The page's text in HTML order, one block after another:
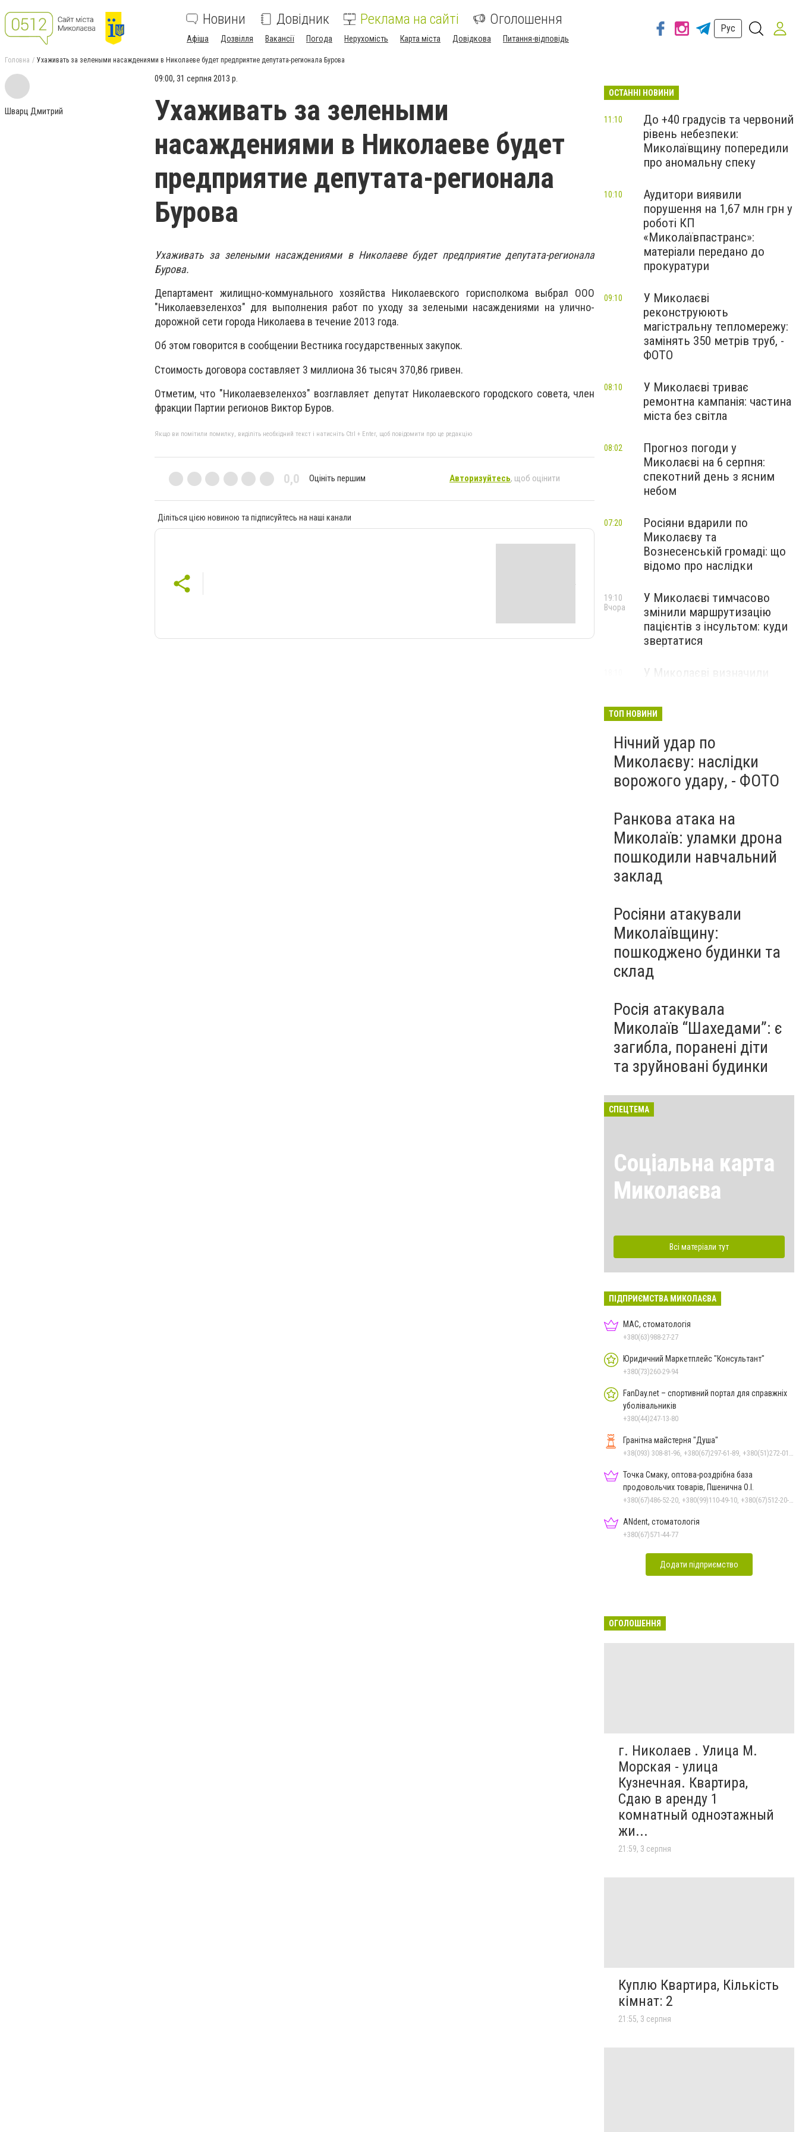
Новини Довідник Реклама на сайті Оголошення
Афіша Дозвілля Вакансії Погода Нерухомість Карта міста Довідкова Питання-відповідь
Рус
Головна Ухаживать за зелеными насаждениями в Николаеве будет предприятие депутата-регионала Бурова
Шварц Дмитрий
09:00, 31 серпня 2013 р.
Ухаживать за зелеными
насаждениями в Николаеве будет
предприятие депутата-регионала
Бурова
Ухаживать за зелеными насаждениями в Николаеве будет предприятие депутата-регионала
Бурова.
Департамент жилищно-коммунального хозяйства Николаевского горисполкома выбрал ООО
"Николаевзеленхоз" для выполнения работ по уходу за зелеными насаждениями на улично-
дорожной сети города Николаева в течение 2013 года.
Об этом говорится в сообщении Вестника государственных закупок.
Стоимость договора составляет 3 миллиона 36 тысяч 370,86 гривен.
Отметим, что "Николаевзеленхоз" возглавляет депутат Николаевского городского совета, член
фракции Партии регионов Виктор Буров.
Якщо ви помітили помилку, виділіть необхідний текст і натисніть Ctrl + Enter, щоб повідомити про це редакцію
0,0 Оцініть першим Авторизуйтесь, щоб оцінити
Діліться цією новиною та підписуйтесь на наші канали
ОСТАННІ НОВИНИ
До +40 градусів та червоний
рівень небезпеки:
Миколаївщину попередили
про аномальну спеку
11:10
Аудитори виявили
порушення на 1,67 млн грн у
роботі КП
«Миколаївпастранс»:
матеріали передано до
прокуратури
10:10
У Миколаєві
реконструюють
магістральну тепломережу:
замінять 350 метрів труб, -
ФОТО
09:10
У Миколаєві триває
ремонтна кампанія: частина
міста без світла
08:10
Прогноз погоди у
Миколаєві на 6 серпня:
спекотний день з ясним
небом
08:02
Росіяни вдарили по
Миколаєву та
Вознесенській громаді: що
відомо про наслідки
07:20
У Миколаєві тимчасово
змінили маршрутизацію
пацієнтів з інсультом: куди
звертатися
19:10
Вчора
У Миколаєві визначили
електростанцій на об'єктах
ТОП НОВИНИ
Нічний удар по
Миколаєву: наслідки
ворожого удару, - ФОТО
Ранкова атака на
Миколаїв: уламки дрона
пошкодили навчальний
заклад
Росіяни атакували
Миколаївщину:
пошкоджено будинки та
склад
Росія атакувала
Миколаїв “Шахедами”: є
загибла, поранені діти
та зруйновані будинки
СПЕЦТЕМА
Соціальна карта
Миколаєва
Всі матеріали тут
ПІДПРИЄМСТВА МИКОЛАЄВА
МАС, стоматологія
+380(63)988-27-27
Юридичний Маркетплейс "Консультант"
+380(73)260-29-94
FanDay.net – спортивний портал для справжніх
уболівальників
+380(44)247-13-80
Гранітна майстерня "Душа"
Точка Смаку, оптова-роздрібна база
продовольчих товарів, Пшенична О.І.
ANdent, стоматологія
+380(67)571-44-77
Додати підприємство
ОГОЛОШЕННЯ
г. Николаев . Улица М.
Морская - улица
Кузнечная. Квартира,
Сдаю в аренду 1
комнатный одноэтажный
жи...
21:59, 3 серпня
Куплю Квартира, Кількість
кімнат: 2
21:55, 3 серпня